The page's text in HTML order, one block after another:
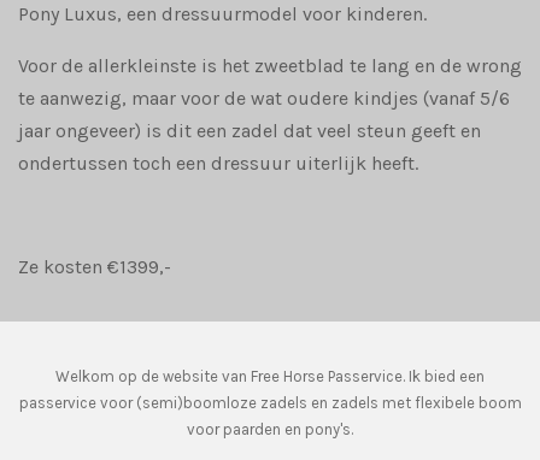
Pony Luxus, een dressuurmodel voor kinderen.
Voor de allerkleinste is het zweetblad te lang en de wrong
te aanwezig, maar voor de wat oudere kindjes (vanaf 5/6
jaar ongeveer) is dit een zadel dat veel steun geeft en
ondertussen toch een dressuur uiterlijk heeft.
Ze kosten €1399,-
Welkom op de website van Free Horse Passervice. Ik bied een
passervice voor (semi)boomloze zadels en zadels met flexibele boom
voor paarden en pony's.